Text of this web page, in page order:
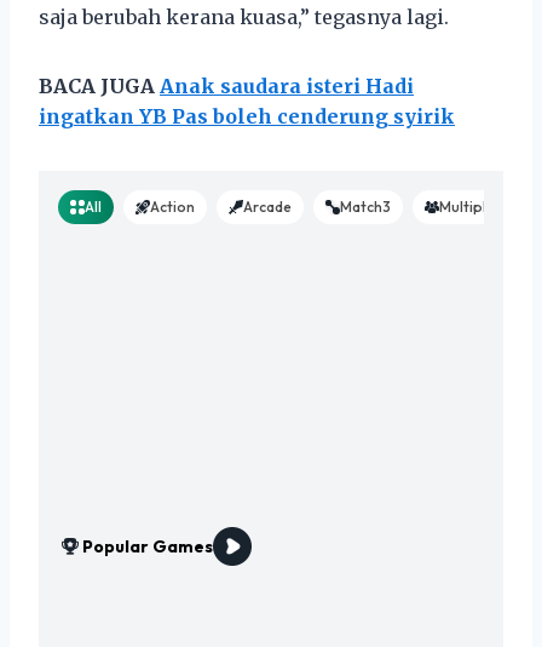
saja berubah kerana kuasa,” tegasnya lagi.
BACA JUGA Anak saudara isteri Hadi
ingatkan YB Pas boleh cenderung syirik